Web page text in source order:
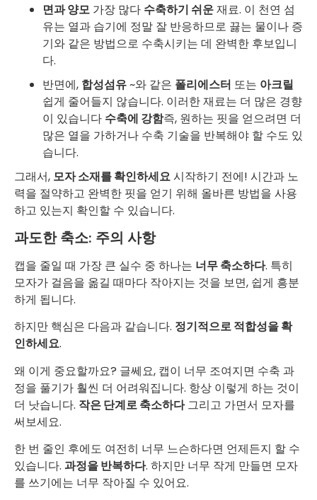
면과 양모 가장 많다 수축하기 쉬운재료. 이 천연 섬
유는 열과 습기에 정말 잘 반응하므로 끓는 물이나 증
기와 같은 방법으로 수축시키는 데 완벽한 후보입니
다.
반면에, 합성섬유~와 같은 폴리에스터 또는 아크릴
쉽게 줄어들지 않습니다. 이러한 재료는 더 많은 경향
이 있습니다 수축에 강함즉, 원하는 핏을 얻으려면 더
많은 열을 가하거나 수축 기술을 반복해야 할 수도 있
습니다.
그래서, 모자 소재를 확인하세요시작하기 전에! 시간과 노
력을 절약하고 완벽한 핏을 얻기 위해 올바른 방법을 사용
하고 있는지 확인할 수 있습니다.
과도한 축소: 주의 사항
캡을 줄일 때 가장 큰 실수 중 하나는 너무 축소하다. 특히
모자가 걸음을 옮길 때마다 작아지는 것을 보면, 쉽게 흥분
하게 됩니다.
하지만 핵심은 다음과 같습니다. 정기적으로 적합성을 확
인하세요.
왜 이게 중요할까요? 글쎄요, 캡이 너무 조여지면 수축 과
정을 풀기가 훨씬 더 어려워집니다. 항상 이렇게 하는 것이
더 낫습니다. 작은 단계로 축소하다그리고 가면서 모자를
써보세요.
한 번 줄인 후에도 여전히 너무 느슨하다면 언제든지 할 수
있습니다. 과정을 반복하다. 하지만 너무 작게 만들면 모자
를 쓰기에는 너무 작아질 수 있어요.